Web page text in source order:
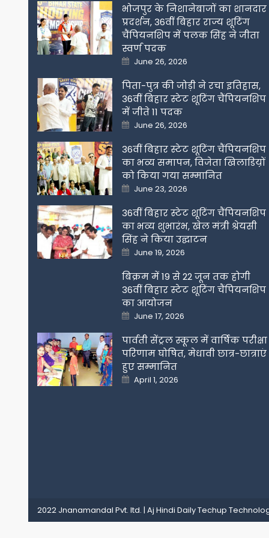
भोजपुर के निशानेबाजों का शानदार
प्रदर्शन, 36वीं बिहार राज्य शूटिंग
चैंपियनशिप में पलक सिंह ने जीता
स्वर्ण पदक
Posted
on
June 26, 2026
पिता-पुत्र की जोड़ी ने रचा इतिहास,
36वीं बिहार स्टेट शूटिंग चैंपियनशिप
में जीते 11 पदक
Posted
on
June 26, 2026
36वीं बिहार स्टेट शूटिंग चैंपियनशिप
का भव्य समापन, विजेता खिलाडिय़ों
को किया गया सम्मानित
Posted
on
June 23, 2026
36वीं बिहार स्टेट शूटिंग चैंपियनशिप
का भव्य शुभारंभ, खेल मंत्री श्रेयसी
सिंह ने किया उद्घाटन
Posted
on
June 19, 2026
बिक्रम में 19 से 22 जून तक होगी
36वीं बिहार स्टेट शूटिंग चैंपियनशिप
का आयोजन
Posted
on
June 17, 2026
पार्वती सेंट्रल स्कूल में वार्षिक परीक्षा
परिणाम घोषित, मेधावी छात्र-छात्राएं
हुए सम्मानित
Posted
on
April 1, 2026
2022 Jnanamandal Pvt. ltd. | Aj Hindi DailyTechup